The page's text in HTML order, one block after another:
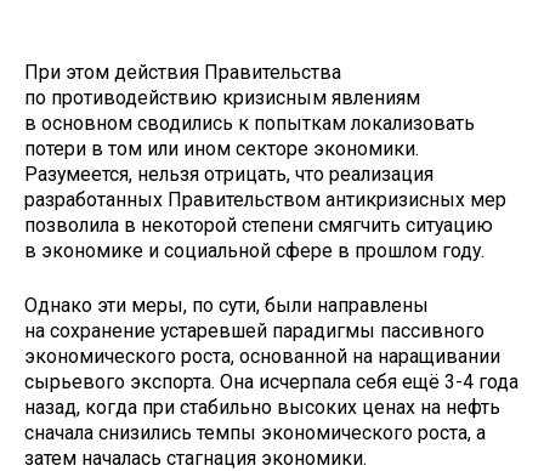
При этом действия Правительства
по противодействию кризисным явлениям
в основном сводились к попыткам локализовать
потери в том или ином секторе экономики.
Разумеется, нельзя отрицать, что реализация
разработанных Правительством антикризисных мер
позволила в некоторой степени смягчить ситуацию
в экономике и социальной сфере в прошлом году.
Однако эти меры, по сути, были направлены
на сохранение устаревшей парадигмы пассивного
экономического роста, основанной на наращивании
сырьевого экспорта. Она исчерпала себя ещё 3-4 года
назад, когда при стабильно высоких ценах на нефть
сначала снизились темпы экономического роста, а
затем началась стагнация экономики.